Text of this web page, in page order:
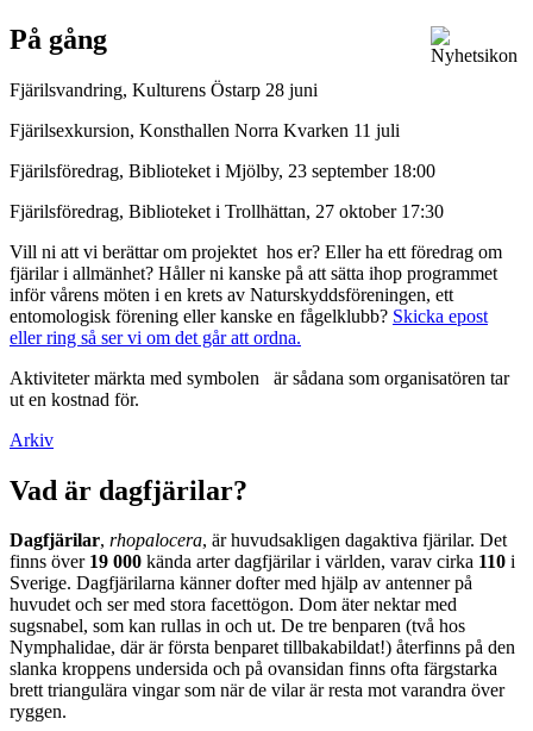
På gång
Fjärilsvandring, Kulturens Östarp 28 juni
Fjärilsexkursion, Konsthallen Norra Kvarken 11 juli
Fjärilsföredrag, Biblioteket i Mjölby, 23 september 18:00
Fjärilsföredrag, Biblioteket i Trollhättan, 27 oktober 17:30
Vill ni att vi berättar om projektet hos er? Eller ha ett föredrag om
fjärilar i allmänhet? Håller ni kanske på att sätta ihop programmet
inför vårens möten i en krets av Naturskyddsföreningen, ett
entomologisk förening eller kanske en fågelklubb? Skicka epost
eller ring så ser vi om det går att ordna.
Aktiviteter märkta med symbolen
är sådana som organisatören tar
ut en kostnad för.
Arkiv
Vad är dagfjärilar?
Dagfjärilar, rhopalocera, är huvudsakligen dagaktiva fjärilar. Det
finns över 19 000 kända arter dagfjärilar i världen, varav cirka 110 i
Sverige. Dagfjärilarna känner dofter med hjälp av antenner på
huvudet och ser med stora facettögon. Dom äter nektar med
sugsnabel, som kan rullas in och ut. De tre benparen (två hos
Nymphalidae, där är första benparet tillbakabildat!) återfinns på den
slanka kroppens undersida och på ovansidan finns ofta färgstarka
brett triangulära vingar som när de vilar är resta mot varandra över
ryggen.